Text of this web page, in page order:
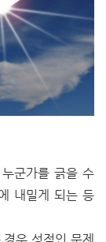
군가를 긁을 수
내밀게 되는 등